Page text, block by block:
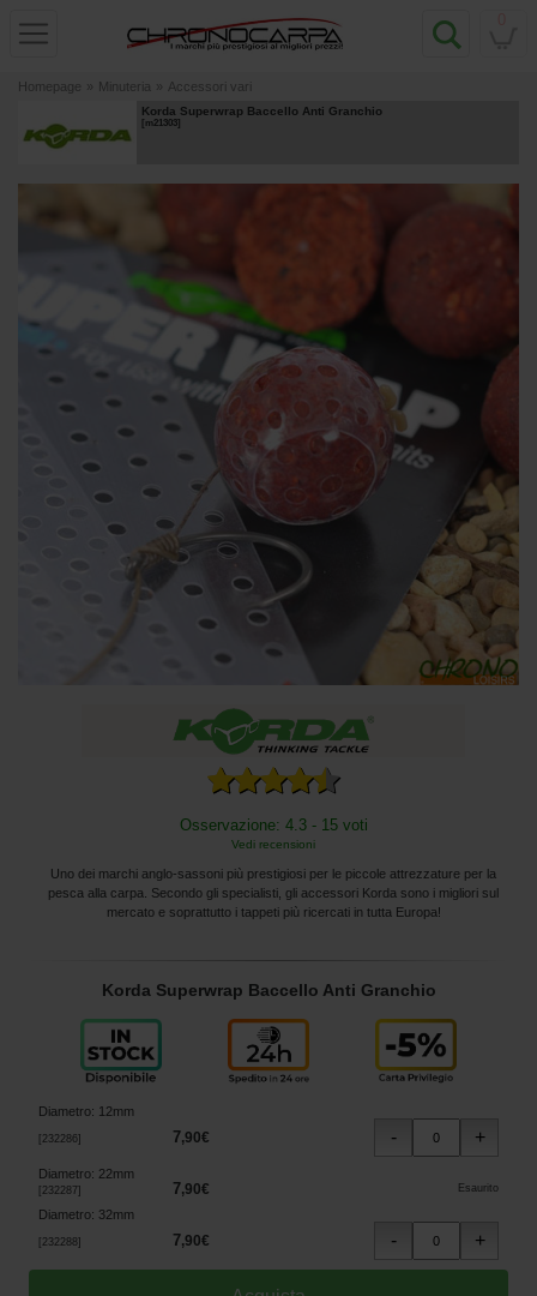
Homepage » Minuteria » Accessori vari
Korda Superwrap Baccello Anti Granchio
m21303]
Osservazione: 4.3 - 15 voti
Vedi recensioni
Uno dei marchi anglo-sassoni più prestigiosi per le piccole attrezzature per la
pesca alla carpa. Secondo gli specialisti, gli accessori Korda sono i migliori sul
mercato e soprattutto i tappeti più ricercati in tutta Europa!
Korda Superwrap Baccello Anti Granchio
Diametro: 12mm
232286] 7,90€
Diametro: 22mm
232287] 7,90€ Esaurito
Diametro: 32mm
232288 ] 7,90€